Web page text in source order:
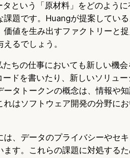
という「原材料」をどのよう
題です。Huangが提案してい
値を生み出すファクトリーと
るでしょう。
ちの仕事においても新しい機会
ドを書いたり、新しいソリュ
タトークンの概念は、情報や知
はソフトウェア開発の分野に
、データのプライバシーやセ
す。これらの課題に対処する